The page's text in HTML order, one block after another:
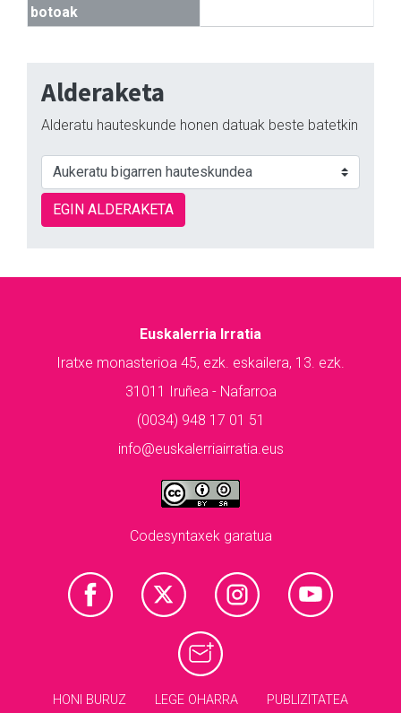
botoak
Alderaketa
Alderatu hauteskunde honen datuak beste batetkin
EGIN ALDERAKETA
Euskalerria Irratia
Iratxe monasterioa 45, ezk. eskailera, 13. ezk.
31011 Iruñea - Nafarroa
(0034) 948 17 01 51
info@euskalerriairratia.eus
Codesyntaxek garatua
HONI BURUZ LEGE OHARRA PUBLIZITATEA